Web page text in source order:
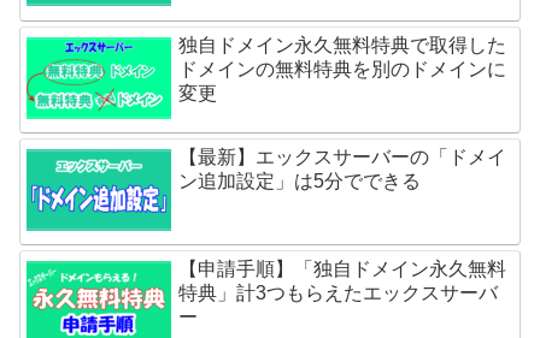
独自ドメイン永久無料特典で取得した
ドメインの無料特典を別のドメインに
変更
【最新】エックスサーバーの「ドメイ
ン追加設定」は5分でできる
【申請手順】「独自ドメイン永久無料
特典」計3つもらえたエックスサーバ
ー